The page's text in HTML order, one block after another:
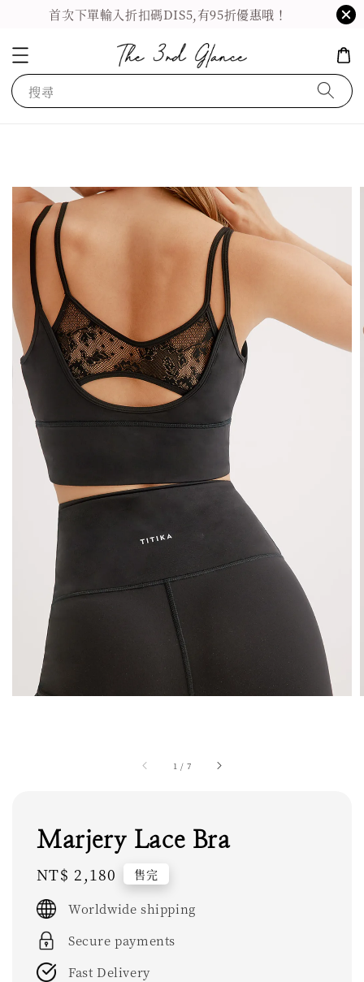
首次下單輸入折扣碼DIS5,有95折優惠哦！
搜尋
1 / 7
Marjery Lace Bra
Regular
price
NT$ 2,180 售完
Worldwide shipping
Secure payments
Fast Delivery